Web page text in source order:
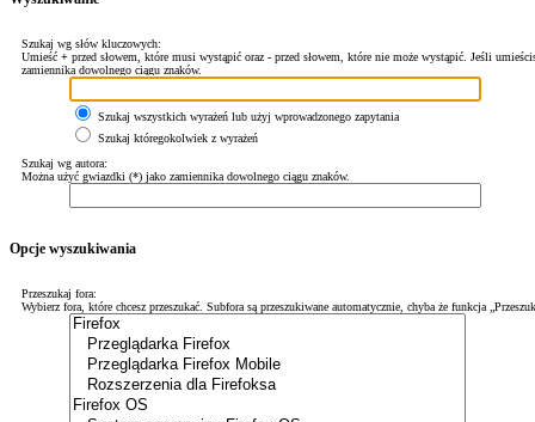
Szukaj wg słów kluczowych:
Umieść +przed słowem, które musi wystąpić oraz -przed słowem, które nie może wystąpić. Jeśli
zamiennika dowolnego ciągu znaków.
Szukaj wszystkich wyrażeń lub użyj wprowadzonego zapytania
Szukaj któregokolwiek z wyrażeń
Szukaj wg autora:
Można użyć gwiazdki (*) jako zamiennika dowolnego ciągu znaków.
Opcje wyszukiwania
Przeszukaj fora:
Wybierz fora, które chcesz przeszukać. Subfora są przeszukiwane automatycznie, chyba że funkcja